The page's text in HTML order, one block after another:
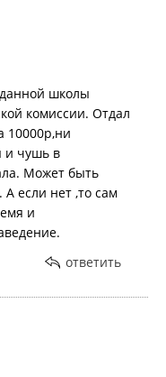
школы
комиссии. Отдал
10000р,ни
и чушь в
Может быть
если нет ,то сам
и
ответить